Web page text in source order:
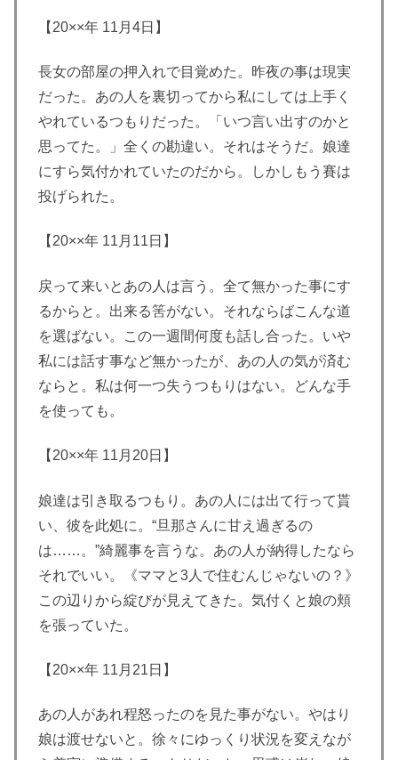
【20××年 11月4日】
長女の部屋の押入れで目覚めた。昨夜の事は現実
だった。あの人を裏切ってから私にしては上手く
やれているつもりだった。「いつ言い出すのかと
思ってた。」全くの勘違い。それはそうだ。娘達
にすら気付かれていたのだから。しかしもう賽は
投げられた。
【20××年 11月11日】
戻って来いとあの人は言う。全て無かった事にす
るからと。出来る筈がない。それならばこんな道
を選ばない。この一週間何度も話し合った。いや
私には話す事など無かったが、あの人の気が済む
ならと。私は何一つ失うつもりはない。どんな手
を使っても。
【20××年 11月20日】
娘達は引き取るつもり。あの人には出て行って貰
い、彼を此処に。“旦那さんに甘え過ぎるの
は……。”綺麗事を言うな。あの人が納得したなら
それでいい。《ママと3人で住むんじゃないの？》
この辺りから綻びが見えてきた。気付くと娘の頬
を張っていた。
【20××年 11月21日】
あの人があれ程怒ったのを見た事がない。やはり
娘は渡せないと。徐々にゆっくり状況を変えなが